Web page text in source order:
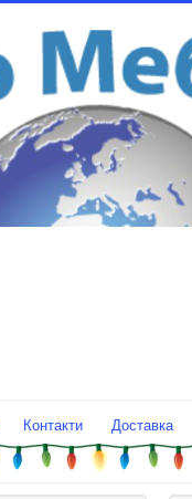
Контакти Доставка